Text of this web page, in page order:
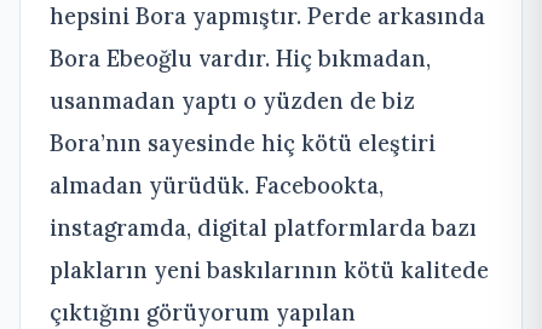
hepsini Bora yapmıştır. Perde arkasında
Bora Ebeoğlu vardır. Hiç bıkmadan,
usanmadan yaptı o yüzden de biz
Bora’nın sayesinde hiç kötü eleştiri
almadan yürüdük. Facebookta,
instagramda, digital platformlarda bazı
plakların yeni baskılarının kötü kalitede
çıktığını görüyorum yapılan